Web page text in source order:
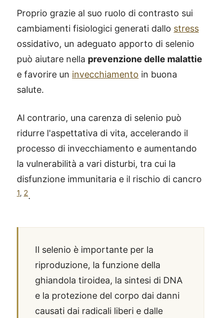
Proprio grazie al suo ruolo di contrasto sui
cambiamenti fisiologici generati dallo stress
ossidativo, un adeguato apporto di selenio
può aiutare nella prevenzione delle malattie
e favorire un invecchiamento in buona
salute.
Al contrario, una carenza di selenio può
ridurre l'aspettativa di vita, accelerando il
processo di invecchiamento e aumentando
la vulnerabilità a vari disturbi, tra cui la
disfunzione immunitaria e il rischio di cancro
1, 2.
Il selenio è importante per la
riproduzione, la funzione della
ghiandola tiroidea, la sintesi di DNA
e la protezione del corpo dai danni
causati dai radicali liberi e dalle